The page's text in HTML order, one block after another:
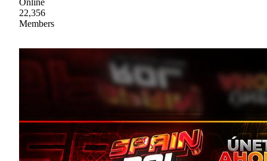
Online
22,356
Members